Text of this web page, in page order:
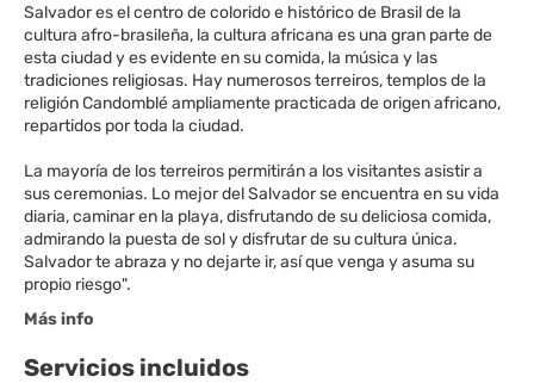
Salvador es el centro de colorido e histórico de Brasil de la
cultura afro-brasileña, la cultura africana es una gran parte de
esta ciudad y es evidente en su comida, la música y las
tradiciones religiosas. Hay numerosos terreiros, templos de la
religión Candomblé ampliamente practicada de origen africano,
repartidos por toda la ciudad.
La mayoría de los terreiros permitirán a los visitantes asistir a
sus ceremonias. Lo mejor del Salvador se encuentra en su vida
diaria, caminar en la playa, disfrutando de su deliciosa comida,
admirando la puesta de sol y disfrutar de su cultura única.
Salvador te abraza y no dejarte ir, así que venga y asuma su
Más info
Servicios incluidos